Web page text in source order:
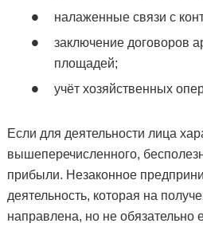
налаженные связи с
заключение договоров
площадей;
учёт хозяйственных
Если для деятельности лица
вышеперечисленного,
прибыли. Незаконное
деятельность, которая на
направлена, но не обязательно